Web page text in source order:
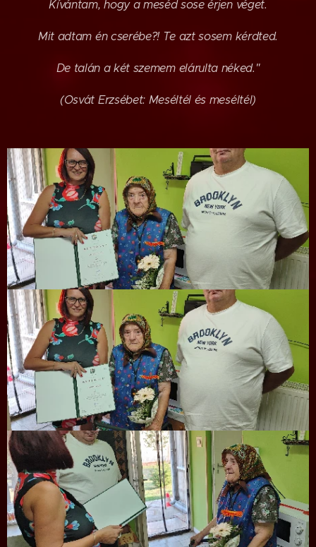
Kívántam, hogy a meséd sose érjen véget.
Mit adtam én cserébe?! Te azt sosem kérdted.
De talán a két szemem elárulta néked."
(Osvát Erzsébet: Meséltél és meséltél)